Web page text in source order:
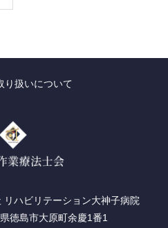
り扱いについて
ハビリテーション大神子病院
徳島市大原町余慶1番1